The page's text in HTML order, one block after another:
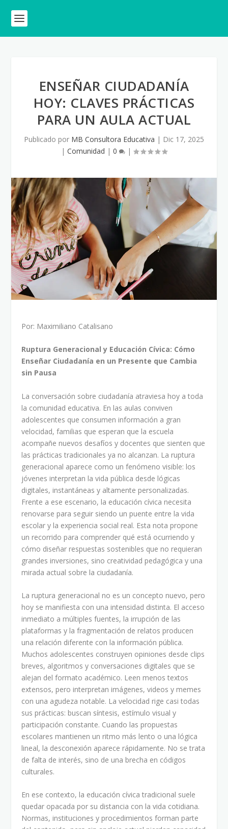
ENSEÑAR CIUDADANÍA
HOY: CLAVES PRÁCTICAS
PARA UN AULA ACTUAL
Publicado por MB Consultora Educativa | Dic 17, 2025
| Comunidad | 0 |
Por: Maximiliano Catalisano
Ruptura Generacional y Educación Cívica: Cómo
Enseñar Ciudadanía en un Presente que Cambia
sin Pausa
La conversación sobre ciudadanía atraviesa hoy a toda
la comunidad educativa. En las aulas conviven
adolescentes que consumen información a gran
velocidad, familias que esperan que la escuela
acompañe nuevos desafíos y docentes que sienten que
las prácticas tradicionales ya no alcanzan. La ruptura
generacional aparece como un fenómeno visible: los
jóvenes interpretan la vida pública desde lógicas
digitales, instantáneas y altamente personalizadas.
Frente a ese escenario, la educación cívica necesita
renovarse para seguir siendo un puente entre la vida
escolar y la experiencia social real. Esta nota propone
un recorrido para comprender qué está ocurriendo y
cómo diseñar respuestas sostenibles que no requieran
grandes inversiones, sino creatividad pedagógica y una
mirada actual sobre la ciudadanía.
La ruptura generacional no es un concepto nuevo, pero
hoy se manifiesta con una intensidad distinta. El acceso
inmediato a múltiples fuentes, la irrupción de las
plataformas y la fragmentación de relatos producen
una relación diferente con la información pública.
Muchos adolescentes construyen opiniones desde clips
breves, algoritmos y conversaciones digitales que se
alejan del formato académico. Leen menos textos
extensos, pero interpretan imágenes, videos y memes
con una agudeza notable. La velocidad rige casi todas
sus prácticas: buscan síntesis, estímulo visual y
participación constante. Cuando las propuestas
escolares mantienen un ritmo más lento o una lógica
lineal, la desconexión aparece rápidamente. No se trata
de falta de interés, sino de una brecha en códigos
culturales.
En ese contexto, la educación cívica tradicional suele
quedar opacada por su distancia con la vida cotidiana.
Normas, instituciones y procedimientos forman parte